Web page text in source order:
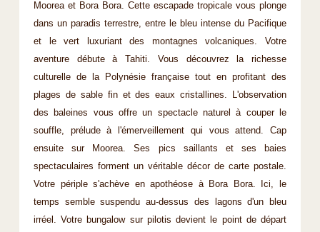
Moorea et Bora Bora. Cette escapade tropicale vous plonge
dans un paradis terrestre, entre le bleu intense du Pacifique
et le vert luxuriant des montagnes volcaniques. Votre
aventure débute à Tahiti. Vous découvrez la richesse
culturelle de la Polynésie française tout en profitant des
plages de sable fin et des eaux cristallines. L'observation
des baleines vous offre un spectacle naturel à couper le
souffle, prélude à l'émerveillement qui vous attend. Cap
ensuite sur Moorea. Ses pics saillants et ses baies
spectaculaires forment un véritable décor de carte postale.
Votre périple s'achève en apothéose à Bora Bora. Ici, le
temps semble suspendu au-dessus des lagons d'un bleu
irréel. Votre bungalow sur pilotis devient le point de départ